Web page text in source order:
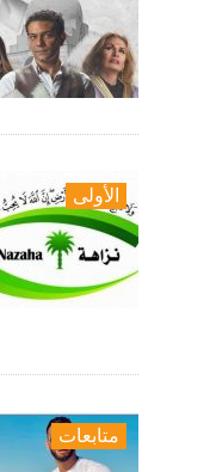
الأولى
متابعات